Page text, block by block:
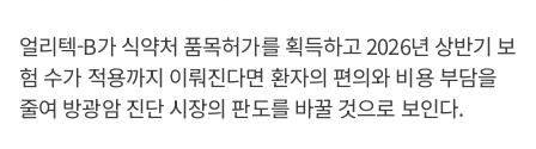
얼리텍-B가 식약처 품목허가를 획득하고 2026년 상반기 보
험 수가 적용까지 이뤄진다면 환자의 편의와 비용 부담을
줄여 방광암 진단 시장의 판도를 바꿀 것으로 보인다.